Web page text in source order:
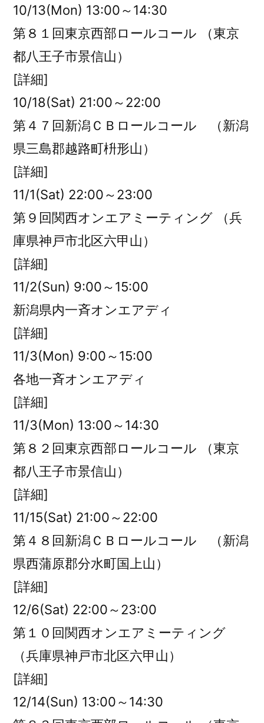
10/13(Mon) 13:00～14:30
第８１回東京西部ロールコール （東京
都八王子市景信山）
[詳細]
10/18(Sat) 21:00～22:00
第４７回新潟ＣＢロールコール （新潟
県三島郡越路町枡形山）
[詳細]
11/1(Sat) 22:00～23:00
第９回関西オンエアミーティング （兵
庫県神戸市北区六甲山）
[詳細]
11/2(Sun) 9:00～15:00
新潟県内一斉オンエアディ
[詳細]
11/3(Mon) 9:00～15:00
各地一斉オンエアディ
[詳細]
11/3(Mon) 13:00～14:30
第８２回東京西部ロールコール （東京
都八王子市景信山）
[詳細]
11/15(Sat) 21:00～22:00
第４８回新潟ＣＢロールコール （新潟
県西蒲原郡分水町国上山）
[詳細]
12/6(Sat) 22:00～23:00
第１０回関西オンエアミーティング
（兵庫県神戸市北区六甲山）
[詳細]
12/14(Sun) 13:00～14:30